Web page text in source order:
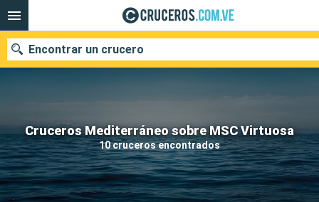
Cruceros Mediterráneo sobre MSC Virtuosa
10 cruceros encontrados
Encontrar un crucero
Nuestros destinos
Fecha de salida
Puertos Compañías